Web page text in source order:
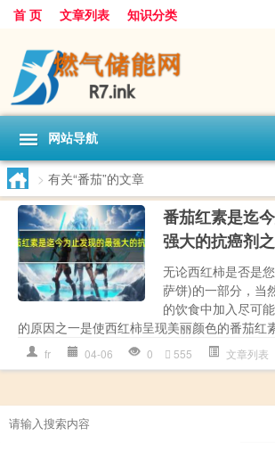
首 页 文章列表 知识分类
网站导航
> 有关“番茄”的文章
番茄红素是迄
强大的抗癌剂
无论西红柿是否是
萨饼)的一部分，当
的饮食中加入尽可
的原因之一是使西红柿呈现美丽颜色的番茄红
fr 04-06 0 555 文章列表